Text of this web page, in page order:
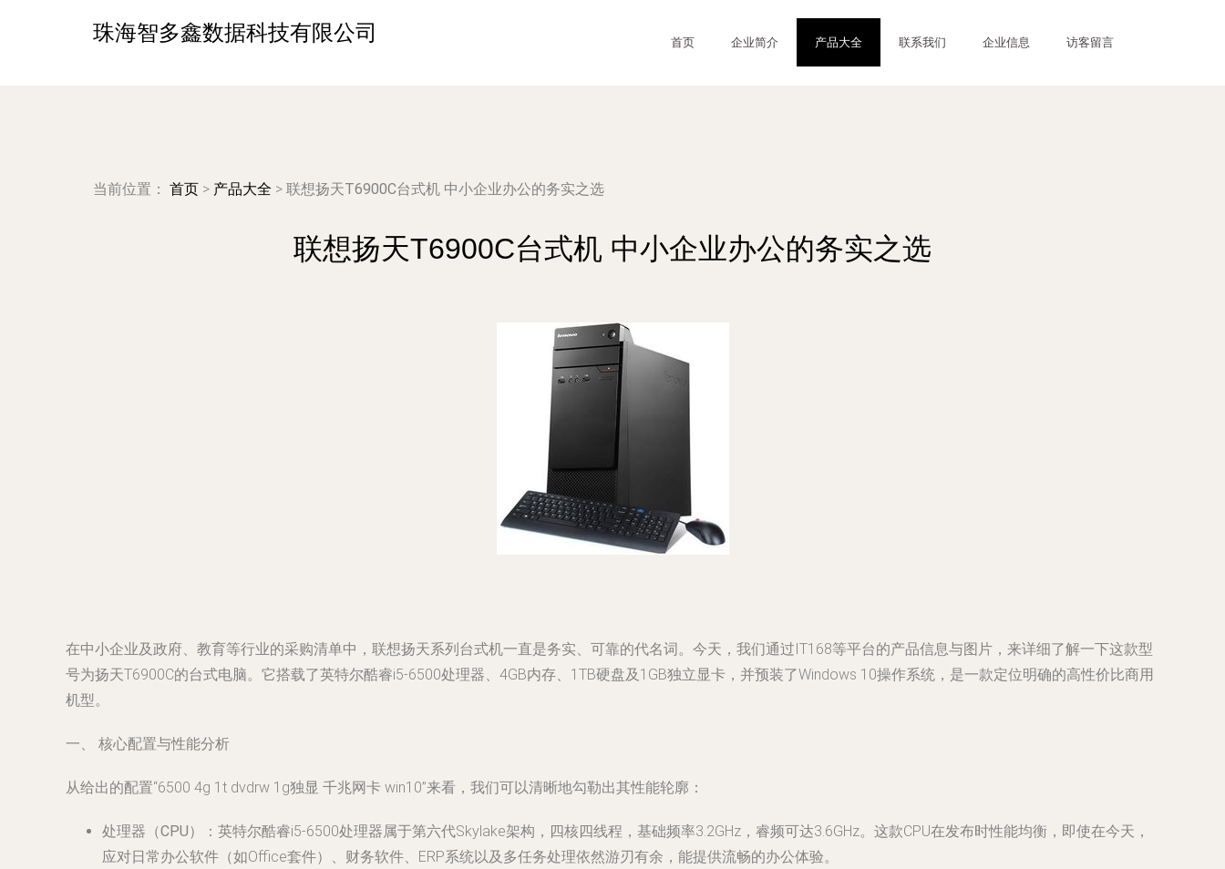
珠海智多鑫数据科技有限公司 首页 企业简介 产品大全 联系我们 企业信息 访客留言
当前位置： 首页 > 产品大全 > 联想扬天T6900C台式机 中小企业办公的务实之选
联想扬天T6900C台式机 中小企业办公的务实之选
在中小企业及政府、教育等行业的采购清单中，联想扬天系列台式机一直是务实、可靠的代名词。今天，我们通过IT168等平台的产品信息与图片，来详细了解一下这款型
号为扬天T6900C的台式电脑。它搭载了英特尔酷睿i5-6500处理器、4GB内存、1TB硬盘及1GB独立显卡，并预装了Windows 10操作系统，是一款定位明确的高性价比商用
机型。
一、 核心配置与性能分析
从给出的配置“6500 4g 1t dvdrw 1g独显 千兆网卡 win10”来看，我们可以清晰地勾勒出其性能轮廓：
处理器（CPU）
：英特尔酷睿i5-6500处理器属于第六代Skylake架构，四核四线程，基础频率3.2GHz，睿频可达3.6GHz。这款CPU在发布时性能均衡，即使在今天，
应对日常办公软件（如Office套件）、财务软件、ERP系统以及多任务处理依然游刃有余，能提供流畅的办公体验。